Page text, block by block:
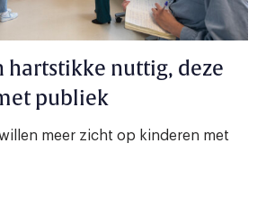
hartstikke nuttig, deze
publiek
meer zicht op kinderen met